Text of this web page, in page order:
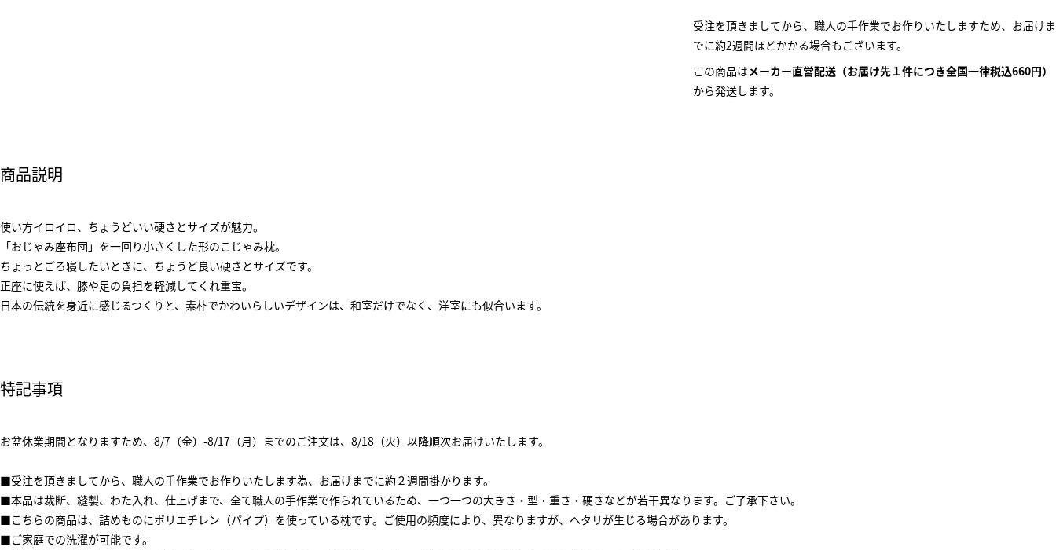
受注を頂きましてから、職人の手作業でお作りいたしますため、お届けま
でに約2週間ほどかかる場合もございます。
この商品はメーカー直営配送（お届け先１件につき全国一律税込660円）
から発送します。
商品説明
使い方イロイロ、ちょうどいい硬さとサイズが魅力。
「おじゃみ座布団」を一回り小さくした形のこじゃみ枕。
ちょっとごろ寝したいときに、ちょうど良い硬さとサイズです。
正座に使えば、膝や足の負担を軽減してくれ重宝。
日本の伝統を身近に感じるつくりと、素朴でかわいらしいデザインは、和室だけでなく、洋室にも似合います。
特記事項
お盆休業期間となりますため、8/7（金）-8/17（月）までのご注文は、8/18（火）以降順次お届けいたします。
■受注を頂きましてから、職人の手作業でお作りいたします為、お届けまでに約２週間掛かります。
■本品は裁断、縫製、わた入れ、仕上げまで、全て職人の手作業で作られているため、一つ一つの大きさ・型・重さ・硬さなどが若干異なります。ご了承下さい。
■こちらの商品は、詰めものにポリエチレン（パイプ）を使っている枕です。ご使用の頻度により、異なりますが、ヘタリが生じる場合があります。
■ご家庭での洗濯が可能です。